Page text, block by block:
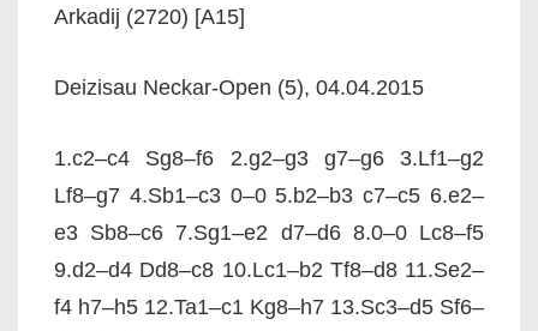
Arkadij (2720) [A15]
Deizisau Neckar-Open (5), 04.04.2015
1.c2–c4 Sg8–f6 2.g2–g3 g7–g6 3.Lf1–g2
Lf8–g7 4.Sb1–c3 0–0 5.b2–b3 c7–c5 6.e2–
e3 Sb8–c6 7.Sg1–e2 d7–d6 8.0–0 Lc8–f5
9.d2–d4 Dd8–c8 10.Lc1–b2 Tf8–d8 11.Se2–
f4 h7–h5 12.Ta1–c1 Kg8–h7 13.Sc3–d5 Sf6–